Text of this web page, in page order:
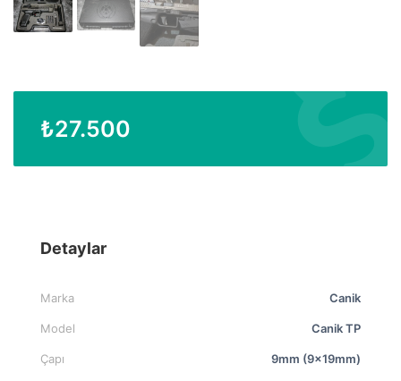
₺27.500
Detaylar
Marka Canik
Model Canik TP
Çapı 9mm (9x19mm)